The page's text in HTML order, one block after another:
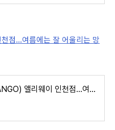
점...여름에는 잘 어울리는 망
고망고(GOMANGO) 앨리웨이 인천점...여름에는 잘 어울리는 망고음료